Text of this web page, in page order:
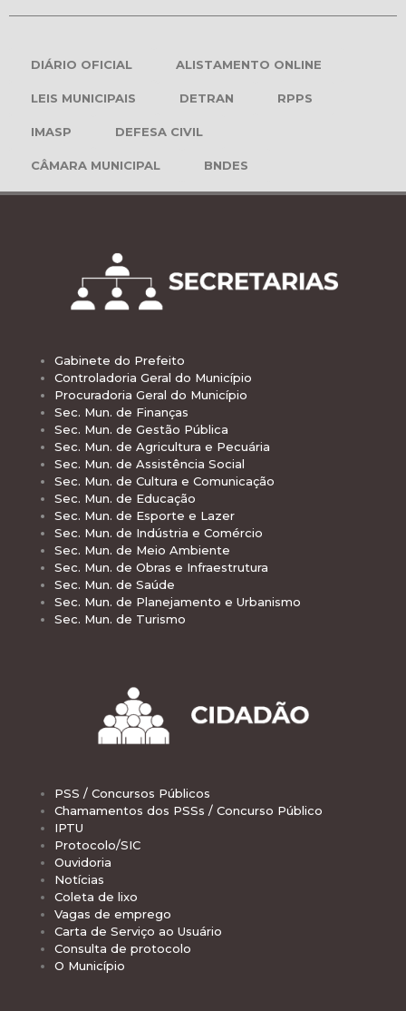
DIÁRIO OFICIAL ALISTAMENTO ONLINE
LEIS MUNICIPAIS DETRAN RPPS
IMASP DEFESA CIVIL
CÂMARA MUNICIPAL BNDES
Gabinete do Prefeito
Controladoria Geral do Município
Procuradoria Geral do Município
Sec. Mun. de Finanças
Sec. Mun. de Gestão Pública
Sec. Mun. de Agricultura e Pecuária
Sec. Mun. de Assistência Social
Sec. Mun. de Cultura e Comunicação
Sec. Mun. de Educação
Sec. Mun. de Esporte e Lazer
Sec. Mun. de Indústria e Comércio
Sec. Mun. de Meio Ambiente
Sec. Mun. de Obras e Infraestrutura
Sec. Mun. de Saúde
Sec. Mun. de Planejamento e Urbanismo
Sec. Mun. de Turismo
PSS / Concursos Públicos
Chamamentos dos PSSs / Concurso Público
IPTU
Protocolo/SIC
Ouvidoria
Notícias
Coleta de lixo
Vagas de emprego
Carta de Serviço ao Usuário
Consulta de protocolo
O Município